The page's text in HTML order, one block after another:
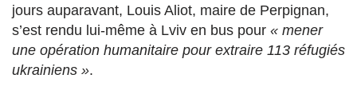
jours auparavant, Louis Aliot, maire de Perpignan,
s’est rendu lui-même à Lviv en bus pour « mener
une opération humanitaire pour extraire 113 réfugiés
ukrainiens ».